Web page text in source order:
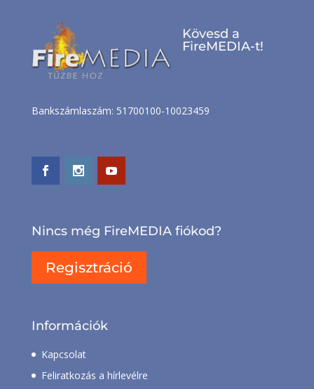
Bankszámlaszám: 51700100-10023459
Kövesd a
FireMEDIA-t!
Nincs még FireMEDIA fiókod?
Regisztráció
Információk
Kapcsolat
Feliratkozás a hírlevélre